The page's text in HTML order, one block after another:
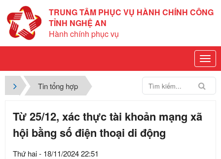
TRUNG TÂM PHỤC VỤ HÀNH CHÍNH CÔNG
TỈNH NGHỆ AN
Hành chính phục vụ
Tin tổng hợp
Từ 25/12, xác thực tài khoản mạng xã
hội bằng số điện thoại di động
Thứ hai - 18/11/2024 22:51